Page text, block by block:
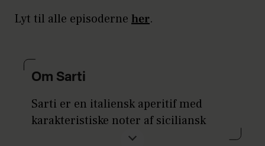
Lyt til alle episoderne her.
Om Sarti
Sarti er en italiensk aperitif med
karakteristiske noter af siciliansk
blodappelsin. Med sin frugtige og